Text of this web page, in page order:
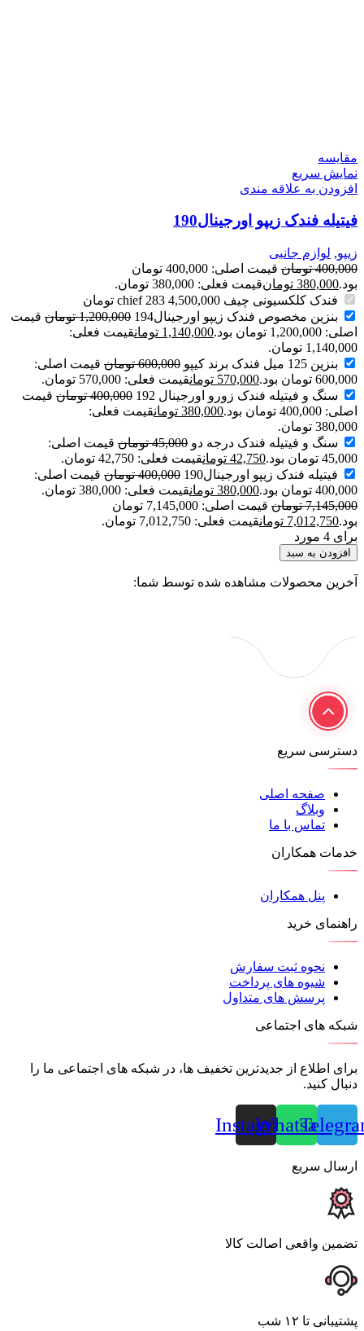
مقايسه
نمایش سریع
افزودن به علاقه مندی
فیتیله فندک زیپو اورجینال190
زیپو, لوازم جانبی
400,000 تومان
قیمت اصلی: 400,000 تومان
بود.380,000 تومانقیمت فعلی: 380,000 تومان.
فندک کلکسیونی چیف chief 283 4,500,000
تومان
بنزین مخصوص فندک زیپو اورجینال194
1,200,000 تومان قیمت
اصلی: 1,200,000 تومان بود.
1,140,000 تومانقیمت فعلی:
1,140,000 تومان.
بنزین 125 میل فندک برند کیپو
600,000 تومان قیمت اصلی:
600,000 تومان بود.
570,000 تومانقیمت فعلی: 570,000 تومان.
سنگ و فیتیله فندک زورو اورجینال 192
400,000 تومان قیمت
اصلی: 400,000 تومان بود.
380,000 تومانقیمت فعلی:
380,000 تومان.
سنگ و فیتیله فندک درجه دو 45,000 تومان قیمت اصلی:
45,000 تومان بود.
42,750 تومانقیمت فعلی: 42,750 تومان.
فیتیله فندک زیپو اورجینال190
400,000 تومان قیمت اصلی:
400,000 تومان بود.
380,000 تومانقیمت فعلی: 380,000 تومان.
7,145,000 تومان
قیمت اصلی: 7,145,000 تومان
بود.7,012,750 تومانقیمت فعلی: 7,012,750 تومان.
برای 4 مورد
افزودن به سبد
آخرین محصولات مشاهده شده توسط شما:
دسترسی سریع
صفحه اصلی
وبلاگ
تماس با ما
خدمات همکاران
پنل همکاران
راهنمای خرید
نحوه ثبت سفارش
شیوه های پرداخت
پرسش های متداول
شبکه های اجتماعی
برای اطلاع از جدیدترین تخفیف ها، در شبکه های اجتماعی ما را
دنبال کنید.
Whatsapp
Instagram
ارسال سریع
تضمین واقعی اصالت کالا
پشتیبانی تا ۱۲ شب